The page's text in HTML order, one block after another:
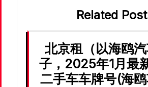
Related
北京租（以海鸥
子，2025年1月最
二手车车牌号(海